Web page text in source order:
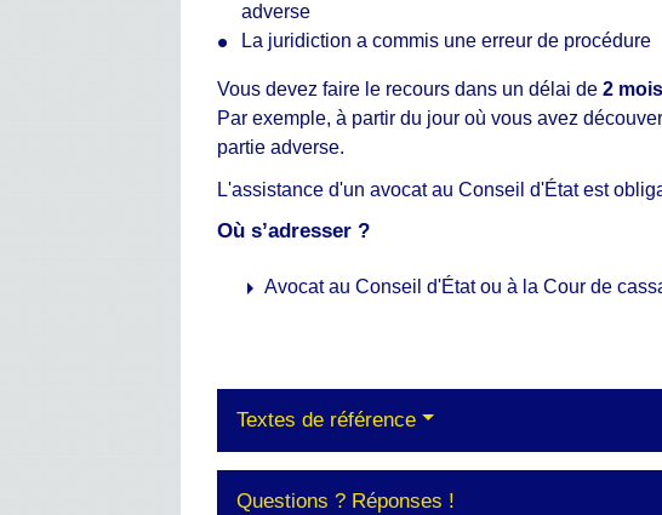
adverse
La juridiction a commis une erreur de procédure
Vous devez faire le recours dans un délai de2 mois
Par exemple, à partir du jour où vous avez
partie adverse.
L'assistance d'un avocat au Conseil d'État est
Où s’adresser ?
arrow_rightAvocat au Conseil d'État ou à la Cour de
Textes de référence
Questions ? Réponses !